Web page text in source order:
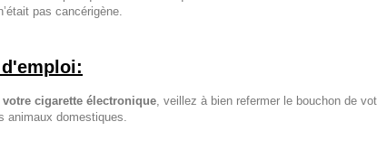
pas cancérigène.
cigarette électronique, veillez à bien refermer le bouchon de
animaux domestiques.